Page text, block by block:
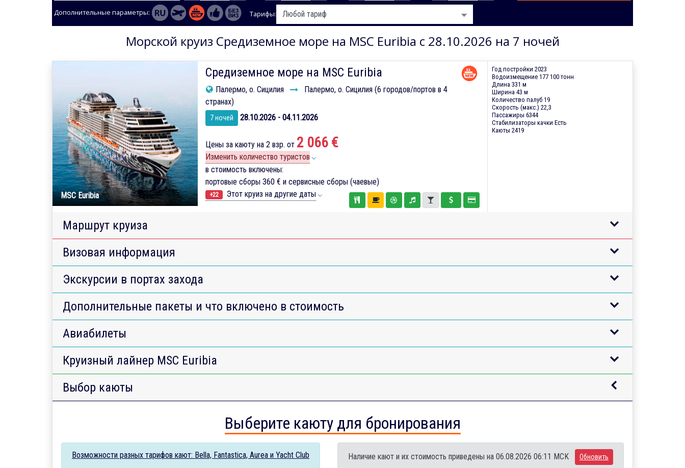
Дополнительные параметры: Тарифы:
Морской круиз Средиземное море на MSC Euribia с 28.10.2026 на 7 ночей
MSC Euribia
Средиземное море на MSC Euribia
Палермо, о. Сицилия
Палермо, о. Сицилия (6 городов/портов в 4
странах)
7 ночей 28.10.2026 - 04.11.2026
Цены за каюту на 2 взр. от 2 066 €
Изменить количество туристов
в стоимость включены:
портовые сборы 360 € и сервисные сборы (чаевые)
+22 Этот круиз на другие даты
Год постройки 2023
Водоизмещение 177 100 тонн
Длина 331 м
Ширина 43 м
Количество палуб 19
Скорость (макс.) 22,3
Пассажиры 6344
Стабилизаторы качки Есть
Каюты 2419
Маршрут круиза
Визовая информация
Экскурсии в портах захода
Дополнительные пакеты и что включено в стоимость
Авиабилеты
Круизный лайнер MSC Euribia
Выбор каюты
Выберите каюту для бронирования
Возможности разных тарифов кают: Bella, Fantastica, Aurea и Yacht Club Наличие кают и их стоимость приведены на 06.08.2026 06:11 MCK Обновить